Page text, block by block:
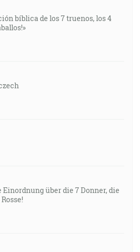
bíblica de los 7 truenos, los 4
über die 7 Donner, die